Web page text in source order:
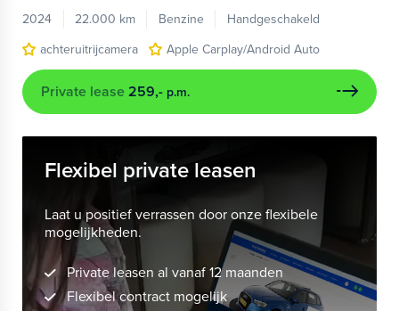
2024
22.000 km Benzine
Handgeschakeld
achteruitrijcamera
Apple Carplay/Android Auto
Private lease 259,- p.m.
Flexibel private leasen
Laat u positief verrassen door onze flexibele
mogelijkheden.
Private leasen al vanaf 12 maanden
Flexibel contract mogelijk